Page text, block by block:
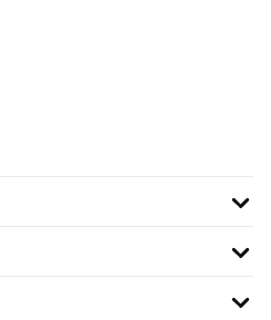
Montage…. Alle Teile vorhanden